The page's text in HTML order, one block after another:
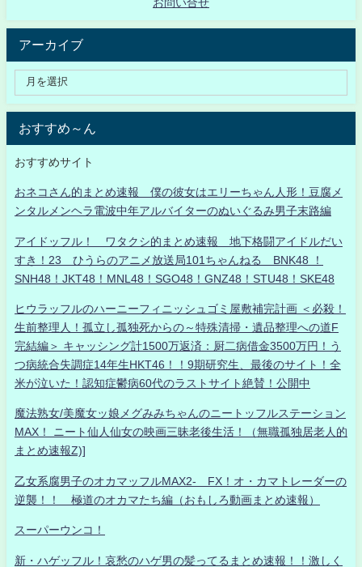
お問い合せ
アーカイブ
おすすめ～ん
おすすめサイト
おネコさん的まとめ速報 僕の彼女はエリーちゃん人形！豆腐メ
ンタルメンヘラ電波中年アルバイターのぬいぐるみ男子末路編
アイドッフル！ ワタクシ的まとめ速報 地下格闘アイドルだい
すき！23 ひうらのアニメ放送局101ちゃんねる BNK48 ！
SNH48！JKT48！MNL48！SGO48！GNZ48！STU48！SKE48
ヒウラッフルのハーニーフィニッシュゴミ屋敷補完計画 ＜必殺！
生前整理人！孤立し孤独死からの～特殊清掃・遺品整理への道F
完結編＞ キャッシング計1500万返済：厨二病借金3500万円！う
つ病統合失調症14年生HKT46！！9期研究生、最後のサイト！全
米が泣いた！認知症鬱病60代のラストサイト絶賛！公開中
魔法熟女/美魔女ッ娘メグみみちゃんのニートッフルステーション
MAX！ ニート仙人仙女の映画三昧老後生活！（無職孤独居老人的
まとめ速報Z)]
乙女系腐男子のオカマッフルMAX2- FX！オ・カマトレーダーの
逆襲！！ 極道のオカマたち編（おもしろ動画まとめ速報）
スーパーウンコ！
新・ハゲッフル！哀愁のハゲ男の髪ってるまとめ速報！！激しく